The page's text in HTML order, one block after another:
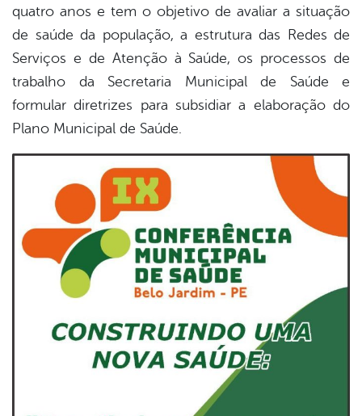
quatro anos e tem o objetivo de avaliar a situação
de saúde da população, a estrutura das Redes de
Serviços e de Atenção à Saúde, os processos de
trabalho da Secretaria Municipal de Saúde e
formular diretrizes para subsidiar a elaboração do
Plano Municipal de Saúde.